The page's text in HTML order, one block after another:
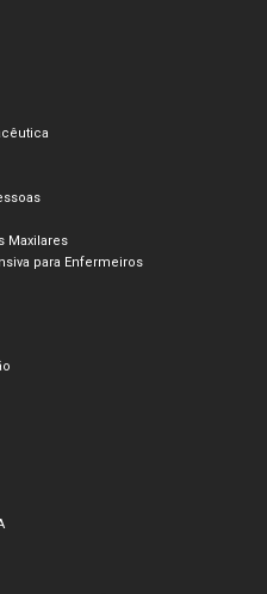
Maxilares
para Enfermeiros